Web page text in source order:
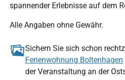
spannender Erlebnisse auf dem
Alle Angaben ohne Gewähr.
Sichern Sie sich schon
Ferienwohnung Boltenhagen
der Veranstaltung an der